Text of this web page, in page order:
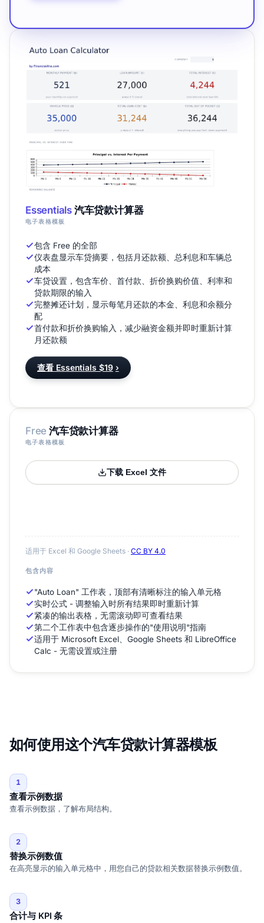
Free 汽车贷款计算器
电子表格模板
下载 Excel 文件
适用于 Excel 和 Google Sheets · CC BY 4.0
包含内容
"Auto Loan" 工作表，顶部有清晰标注的输入单元格
实时公式 - 调整输入时所有结果即时重新计算
紧凑的输出表格，无需滚动即可查看结果
第二个工作表中包含逐步操作的"使用说明"指南
适用于 Microsoft Excel、Google Sheets 和 LibreOffice
Calc - 无需设置或注册
Essentials汽车贷款计算器
电子表格模板
包含 Free 的全部
仪表盘显示车贷摘要，包括月还款额、总利息和车辆总
成本
车贷设置，包含车价、首付款、折价换购价值、利率和
贷款期限的输入
完整摊还计划，显示每笔月还款的本金、利息和余额分
配
首付款和折价换购输入，减少融资金额并即时重新计算
月还款额
查看 Essentials $19 ›
如何使用这个汽车贷款计算器模板
1
查看示例数据
查看示例数据，了解布局结构。
2
替换示例数值
在高亮显示的输入单元格中，用您自己的贷款相关数据替换示例数值。
3
合计与 KPI 条